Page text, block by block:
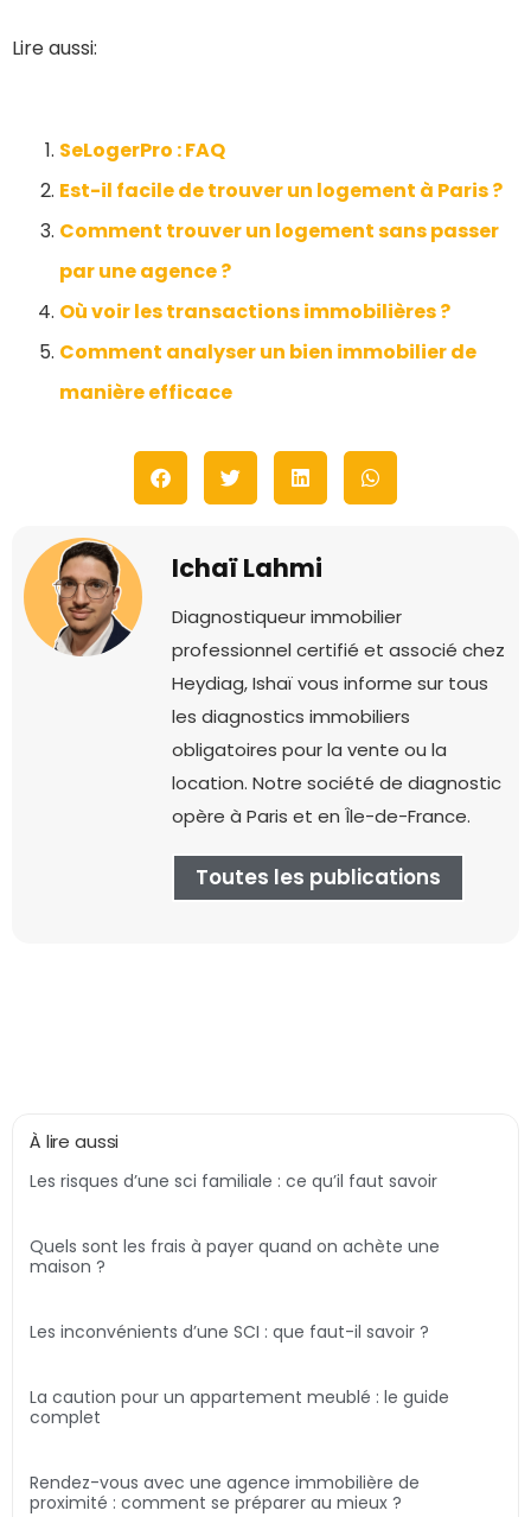
Lire aussi:
SeLogerPro : FAQ
Est-il facile de trouver un logement à Paris ?
Comment trouver un logement sans passer
par une agence ?
Où voir les transactions immobilières ?
Comment analyser un bien immobilier de
manière efficace
Ichaï Lahmi
Diagnostiqueur immobilier
professionnel certifié et associé chez
Heydiag, Ishaï vous informe sur tous
les diagnostics immobiliers
obligatoires pour la vente ou la
location. Notre société de diagnostic
opère à Paris et en Île-de-France.
Toutes les publications
À lire aussi
Les risques d’une sci familiale : ce qu’il faut savoir
Quels sont les frais à payer quand on achète une
maison ?
Les inconvénients d’une SCI : que faut-il savoir ?
La caution pour un appartement meublé : le guide
complet
Rendez-vous avec une agence immobilière de
proximité : comment se préparer au mieux ?